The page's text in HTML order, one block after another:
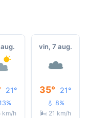
21°
h
vin, 7 aug.
35° 21°
💧 8%
🌬 21 km/h